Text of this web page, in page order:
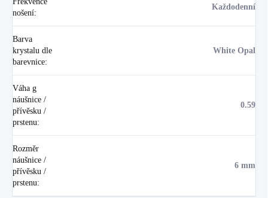
nošení:
Každodenní
Barva
krystalu dle
barevnice:
White Opal
Váha g
náušnice /
přívěsku /
prstenu:
0.59
Rozměr
náušnice /
přívěsku /
prstenu:
6 mm